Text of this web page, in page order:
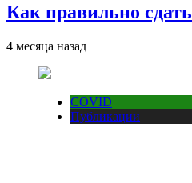
Как правильно
4 месяца назад
COVID
Публикации